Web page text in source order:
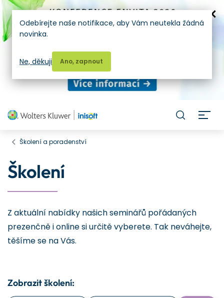
Školení a poradenství
Školení
Z aktuální nabídky našich seminářů pořádaných
prezenčně i online si určitě vyberete. Tak neváhejte,
těšíme se na Vás.
Zobrazit školení:
Odebírejte naše notifikace, aby Vám neutekla žádná
novinka.
Ano, zapnout
Ne, děkuji